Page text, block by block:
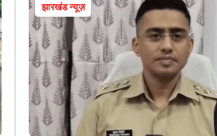
झारखंड न्यूज़